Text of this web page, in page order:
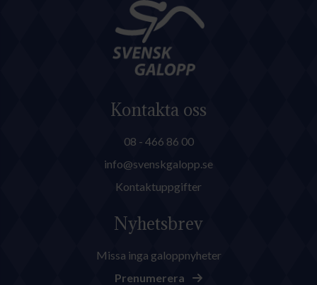
Kontakta oss
08 - 466 86 00
info@svenskgalopp.se
Kontaktuppgifter
Nyhetsbrev
Missa inga galoppnyheter
Prenumerera